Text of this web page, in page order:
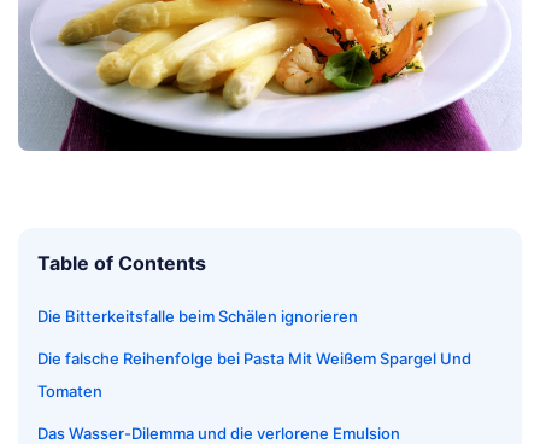
Table of Contents
Die Bitterkeitsfalle beim Schälen ignorieren
Die falsche Reihenfolge bei Pasta Mit Weißem Spargel Und
Tomaten
Das Wasser-Dilemma und die verlorene Emulsion